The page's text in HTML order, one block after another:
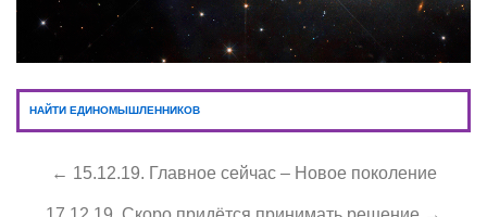
НАЙТИ ЕДИНОМЫШЛЕННИКОВ
← 15.12.19. Главное сейчас – Новое поколение